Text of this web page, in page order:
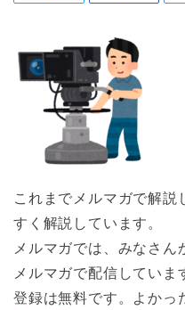
これまでメルマガで解説
すく解説しています。
メルマガでは、みなさん
メルマガで配信していま
登録は無料です。よかっ